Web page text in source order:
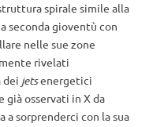
spirale simile alla
seconda gioventù con
nelle sue zone
rivelati
dei jetsenergetici
già osservati in X da
a sorprenderci con la sua